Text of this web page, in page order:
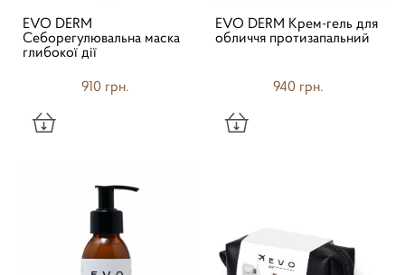
EVO DERM
Себорегулювальна маска
глибокої дії
910 грн.
EVO DERM Крем-гель для
обличчя протизапальний
940 грн.